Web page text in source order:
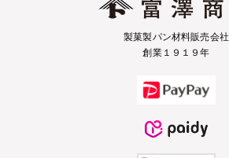
製菓製パン材料販売会社
創業１９１９年